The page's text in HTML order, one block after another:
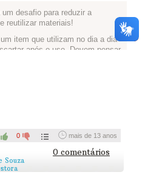
desafio para reduzir a
reutilizar materiais!
item que utilizam no dia a dia
após o uso. Devem pensar
até mesmo uma nova
o que antes ia para o
0 mais de 13 anos
0 comentários
Souza